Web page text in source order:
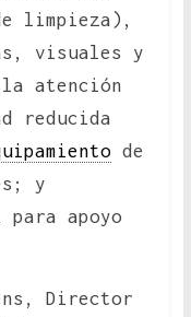
limpieza),
visuales y
atención
reducida
de
y
apoyo
Director